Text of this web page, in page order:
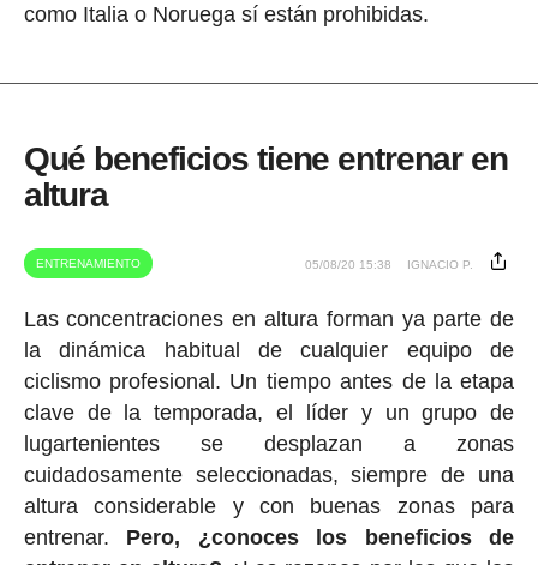
como Italia o Noruega sí están prohibidas.
Qué beneficios tiene entrenar en
altura
ENTRENAMIENTO 05/08/20 15:38 IGNACIO P.
Las concentraciones en altura forman ya parte de
la dinámica habitual de cualquier equipo de
ciclismo profesional. Un tiempo antes de la etapa
clave de la temporada, el líder y un grupo de
lugartenientes se desplazan a zonas
cuidadosamente seleccionadas, siempre de una
altura considerable y con buenas zonas para
entrenar. Pero, ¿conoces los beneficios de